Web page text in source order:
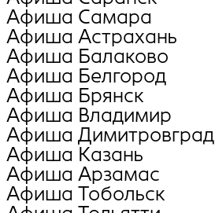
Афиша Самара
Афиша Астрахань
Афиша Балаково
Афиша Белгород
Афиша Брянск
Афиша Владимир
Афиша Димитровград
Афиша Казань
Афиша Арзамас
Афиша Тобольск